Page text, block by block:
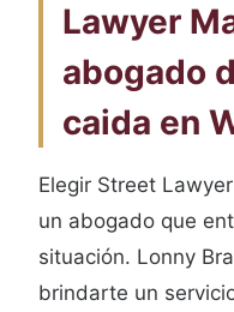
Lawyer
abogado
caida en
Elegir Street
un abogado que
situación. Lonny
brindarte un